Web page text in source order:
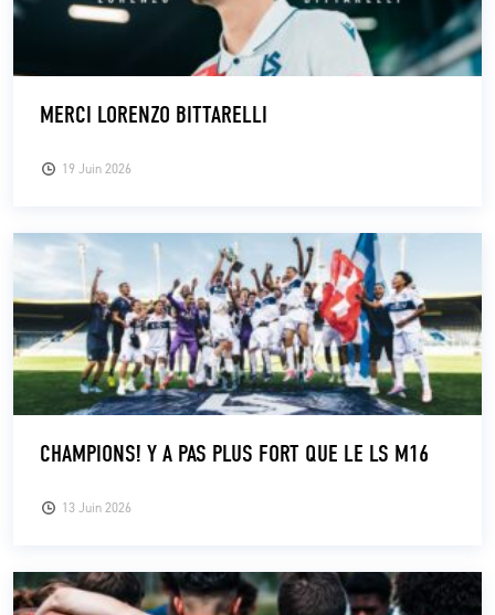
19 Juin 2026
MERCI LORENZO BITTARELLI
13 Juin 2026
CHAMPIONS! Y A PAS PLUS FORT QUE LE LS M16